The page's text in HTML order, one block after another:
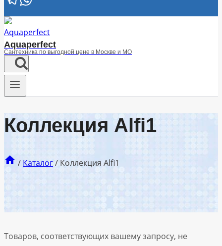
Aquaperfect
Сантехника по выгодной цене в Москве и МО
Коллекция Alfi1
/ Каталог/ Коллекция Alfi1
Товаров, соответствующих вашему запросу, не